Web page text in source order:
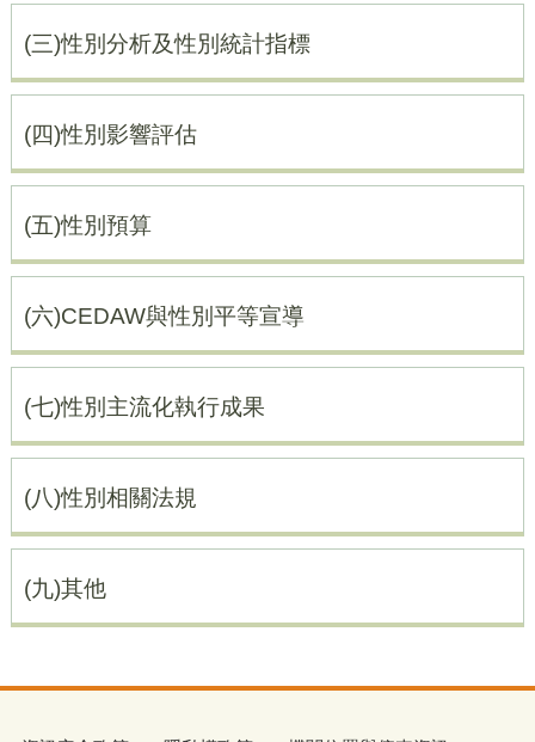
(三)性別分析及性別統計指標
(四)性別影響評估
(五)性別預算
(六)CEDAW與性別平等宣導
(七)性別主流化執行成果
(八)性別相關法規
(九)其他